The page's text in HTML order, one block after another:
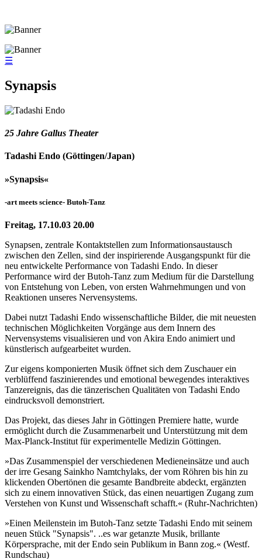
☰
Synapsis
25 Jahre Gallus Theater
Tadashi Endo (Göttingen/Japan)
»Synapsis«
-art meets science- Butoh-Tanz
Freitag, 17.10.03 20.00
Synapsen, zentrale Kontaktstellen zum Informationsaustausch
zwischen den Zellen, sind der inspirierende Ausgangspunkt für die
neu entwickelte Performance von Tadashi Endo. In dieser
Performance wird der Butoh-Tanz zum Medium für die Darstellung
von Entstehung von Leben, von ersten Wahrnehmungen und von
Reaktionen unseres Nervensystems.
Dabei nutzt Tadashi Endo wissenschaftliche Bilder, die mit neuesten
technischen Möglichkeiten Vorgänge aus dem Innern des
Nervensystems visualisieren und von Akira Endo animiert und
künstlerisch aufgearbeitet wurden.
Zur eigens komponierten Musik öffnet sich dem Zuschauer ein
verblüffend faszinierendes und emotional bewegendes interaktives
Tanzereignis, das die tänzerischen Qualitäten von Tadashi Endo
eindrucksvoll demonstriert.
Das Projekt, das dieses Jahr in Göttingen Premiere hatte, wurde
ermöglicht durch die Zusammenarbeit und Unterstützung mit dem
Max-Planck-Institut für experimentelle Medizin Göttingen.
»Das Zusammenspiel der verschiedenen Medieneinsätze und auch
der irre Gesang Sainkho Namtchylaks, der vom Röhren bis hin zu
klickenden Obertönen die gesamte Bandbreite abdeckt, ergänzten
sich zu einem innovativen Stück, das einen neuartigen Zugang zum
Verstehen von Kunst und Wissenschaft schafft.« (Ruhr-Nachrichten)
»Einen Meilenstein im Butoh-Tanz setzte Tadashi Endo mit seinem
neuen Stück "Synapsis". ..es war getanzte Musik, brillante
Körpersprache, mit der Endo sein Publikum in Bann zog.« (Westf.
Rundschau)